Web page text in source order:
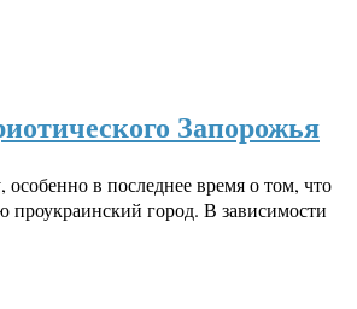
Запорожья
в последнее время о том, что
проукраинский город. В зависимости